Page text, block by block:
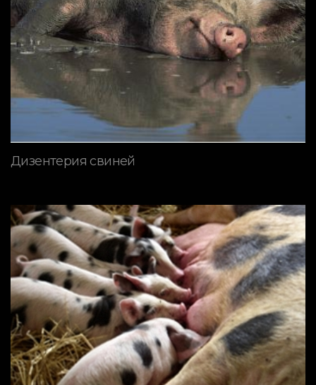
Дизентерия свиней